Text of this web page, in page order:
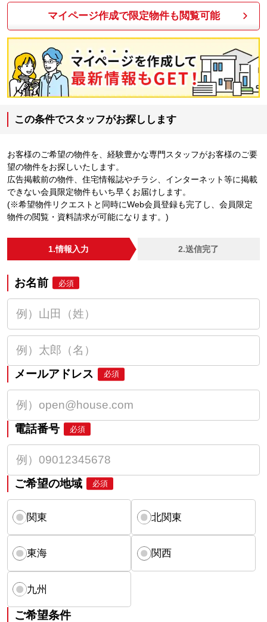
マイページ作成で限定物件も閲覧可能
この条件でスタッフがお探しします
お客様のご希望の物件を、経験豊かな専門スタッフがお客様のご要
望の物件をお探しいたします。
広告掲載前の物件、住宅情報誌やチラシ、インターネット等に掲載
できない会員限定物件もいち早くお届けします。
(※希望物件リクエストと同時にWeb会員登録も完了し、会員限定
物件の閲覧・資料請求が可能になります。)
1.情報入力 2.送信完了
お名前 必須
メールアドレス 必須
電話番号 必須
ご希望の地域 必須
関東 北関東
東海 関西
九州
ご希望条件